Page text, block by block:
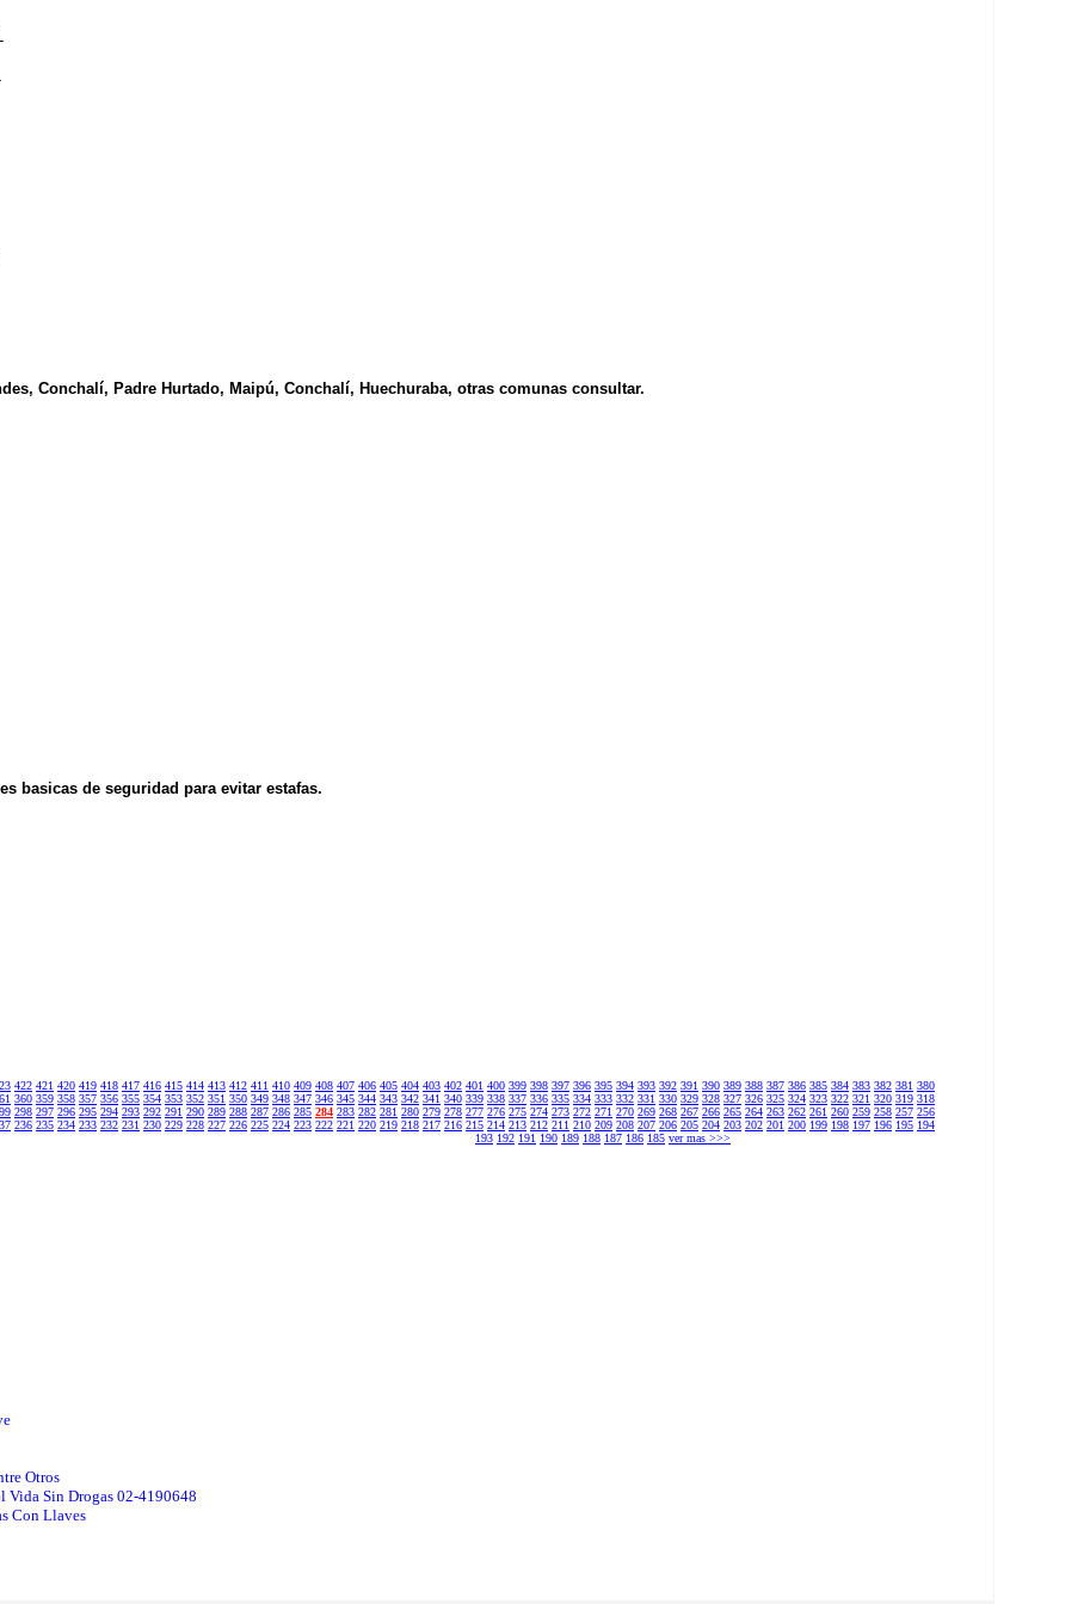
Conchalí, Padre Hurtado, Maipú, Conchalí, Huechuraba, otras comunas consultar.
basicas de seguridad para evitar estafas.
422 421 420 419 418 417 416 415 414 413 412 411 410 409 408 407 406 405 404 403 402 401 400 399 398 397 396 395 394 393 392 391 390 389 388 387 386 385 384 383 382 381 380
360 359 358 357 356 355 354 353 352 351 350 349 348 347 346 345 344 343 342 341 340 339 338 337 336 335 334 333 332 331 330 329 328 327 326 325 324 323 322 321 320 319 318
298 297 296 295 294 293 292 291 290 289 288 287 286 285 284 283 282 281 280 279 278 277 276 275 274 273 272 271 270 269 268 267 266 265 264 263 262 261 260 259 258 257 256
236 235 234 233 232 231 230 229 228 227 226 225 224 223 222 221 220 219 218 217 216 215 214 213 212 211 210 209 208 207 206 205 204 203 202 201 200 199 198 197 196 195 194
193 192 191 190 189 188 187 186 185 ver mas >>>
Otros
Vida Sin Drogas 02-4190648
Con Llaves